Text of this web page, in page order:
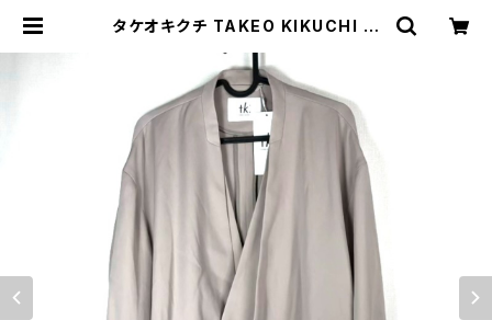
タケオキクチ TAKEO KIKUCHI ジ
ル品 854954 | Ethical Store